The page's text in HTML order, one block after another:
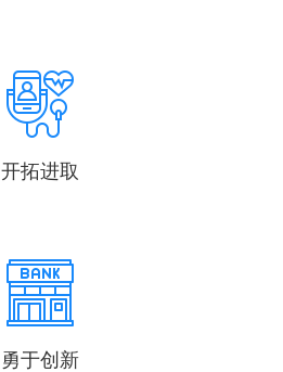
开拓进取
勇于创新